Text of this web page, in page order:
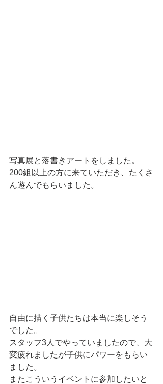
写真展と落書きアートをしました。
200組以上の方に来ていただき、たくさ
ん遊んでもらいました。
自由に描く子供たちは本当に楽しそう
でした。
スタッフ3人でやっていましたので、大
変疲れましたが子供にパワーをもらい
ました。
またこういうイベントに参加したいと